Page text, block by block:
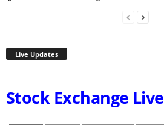
Live Updates
Stock Exchange Live